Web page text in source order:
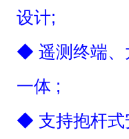
设计;
◆ 遥测终端、
一体 ;
◆ 支持抱杆式